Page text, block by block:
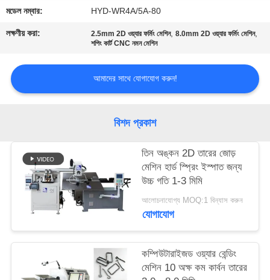
খবর
উদ্ধৃতির
জন্য
সাইট
ম্যাপ
PRIVACY
মডেল নম্বার: HYD-WR4A/5A-80
লক্ষণীয় করা: 2.5mm 2D ওয়্যার ফর্মিং মেশিন,8.0mm 2D ওয়্যার ফর্মিং মেশিন,
শপিং কার্ট CNC নমন মেশিন
আমাদের সাথে যোগাযোগ করুন!
বিশদ প্রকাশ
তিন অঙ্কন 2D তারের জোড়
মেশিন হার্ড স্প্রিং ইস্পাত জন্য
উচ্চ গতি 1-3 মিমি
আলোচনাযোগ্য MOQ:1 বিন্যাস করুন
যোগাযোগ
কম্পিউটারাইজড ওয়্যার বেন্ডিং
মেশিন 10 অক্ষ কম কার্বন তারের